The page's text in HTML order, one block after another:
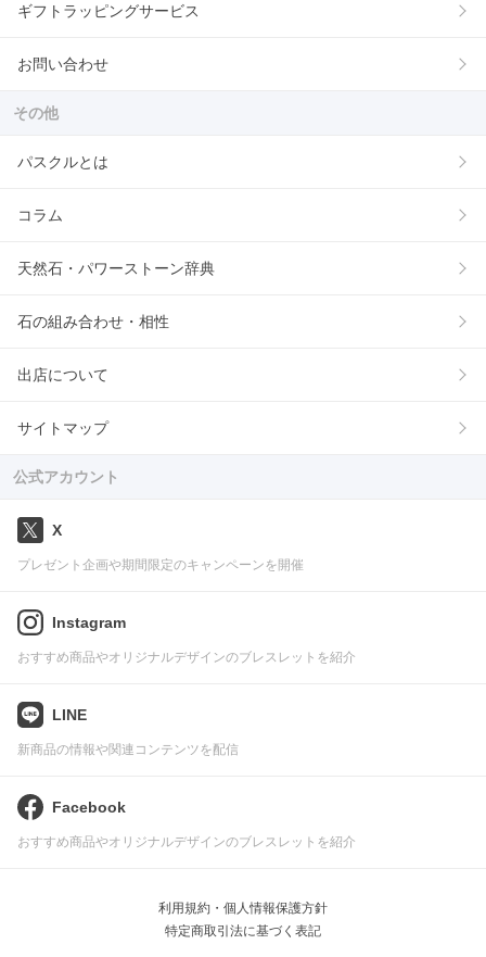
ギフトラッピングサービス
お問い合わせ
その他
パスクルとは
コラム
天然石・パワーストーン辞典
石の組み合わせ・相性
出店について
サイトマップ
公式アカウント
X
プレゼント企画や期間限定のキャンペーンを開催
Instagram
おすすめ商品やオリジナルデザインのブレスレットを紹介
LINE
新商品の情報や関連コンテンツを配信
Facebook
おすすめ商品やオリジナルデザインのブレスレットを紹介
利用規約・個人情報保護方針
特定商取引法に基づく表記